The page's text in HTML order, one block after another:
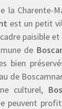
la Charente-
est un petit
paisible
de
bien
de
culturel,
peuvent